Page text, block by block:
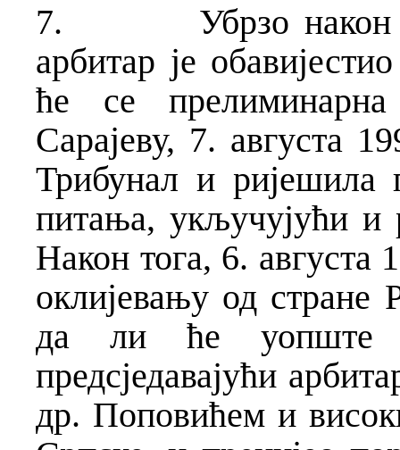
7.
Убрзо након
арбитар је
ће се
Сарајеву, 7. августа
Трибунал и ријешила
питања, укључујући и
Након тога, 6.
оклијевању од стране
да ли ће уопште
предсједавајући
др. Поповићем и